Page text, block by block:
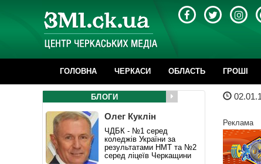
ГОЛОВНА ЧЕРКАСИ ОБЛАСТЬ ГРОШІ
Реклама
БЛОГИ
Олег Куклін
ЧДБК - №1 серед
коледжів України за
результатами НМТ та №2
серед ліцеїв Черкащини